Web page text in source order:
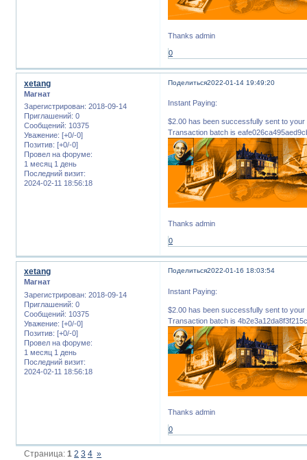
Thanks admin
0
Поделиться2022-01-14 19:49:20
xetang
Магнат
Зарегистрирован: 2018-09-14
Приглашений: 0
Сообщений: 10375
Уважение: [+0/-0]
Позитив: [+0/-0]
Провел на форуме:
1 месяц 1 день
Последний визит:
2024-02-11 18:56:18
Instant Paying:
$2.00 has been successfully sent to
Transaction batch is
Thanks admin
0
Поделиться2022-01-16 18:03:54
xetang
Магнат
Зарегистрирован: 2018-09-14
Приглашений: 0
Сообщений: 10375
Уважение: [+0/-0]
Позитив: [+0/-0]
Провел на форуме:
1 месяц 1 день
Последний визит:
2024-02-11 18:56:18
Instant Paying:
$2.00 has been successfully sent to
Transaction batch is
Thanks admin
0
Страница:1 2 3 4 »